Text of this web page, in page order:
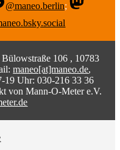
@maneo.berlin;
106 , 10783
maneo[at]maneo.de,
19 Uhr: 030-216 33 36
von Mann-O-Meter e.V.